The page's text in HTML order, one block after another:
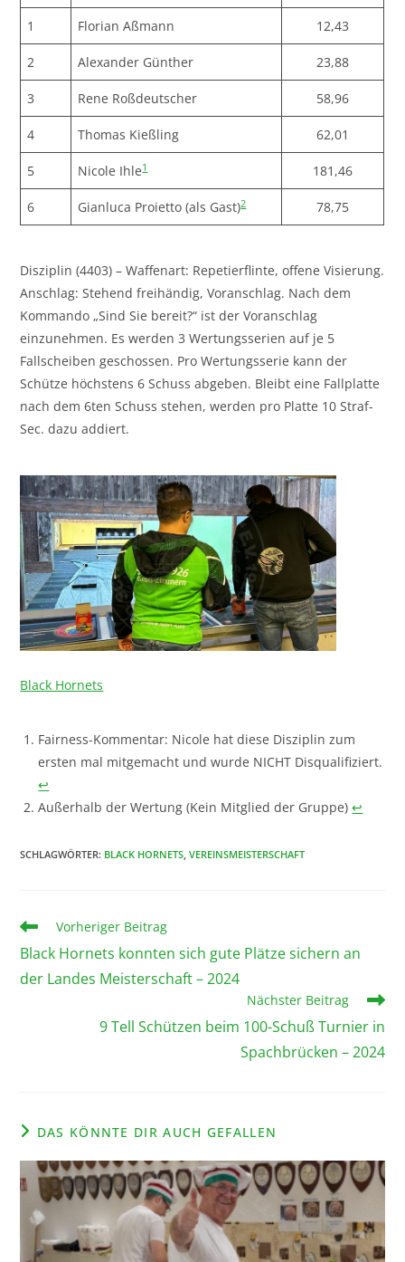
1 Florian Aßmann 12,43
2 Alexander Günther 23,88
3 Rene Roßdeutscher 58,96
4 Thomas Kießling 62,01
5 Nicole Ihle1 181,46
6 Gianluca Proietto (als Gast)2 78,75
Disziplin (4403) – Waffenart: Repetierflinte, offene Visierung.
Anschlag: Stehend freihändig, Voranschlag. Nach dem
Kommando „Sind Sie bereit?“ ist der Voranschlag
einzunehmen. Es werden 3 Wertungsserien auf je 5
Fallscheiben geschossen. Pro Wertungsserie kann der
Schütze höchstens 6 Schuss abgeben. Bleibt eine Fallplatte
nach dem 6ten Schuss stehen, werden pro Platte 10 Straf-
Sec. dazu addiert.
Black Hornets
Fairness-Kommentar: Nicole hat diese Disziplin zum
ersten mal mitgemacht und wurde NICHT Disqualifiziert.
↩︎
Außerhalb der Wertung (Kein Mitglied der Gruppe)↩︎
SCHLAGWÖRTER: BLACK HORNETS, VEREINSMEISTERSCHAFT
Vorheriger Beitrag
Black Hornets konnten sich gute Plätze sichern an
der Landes Meisterschaft – 2024
Nächster Beitrag
9 Tell Schützen beim 100-Schuß Turnier in
Spachbrücken – 2024
DAS KÖNNTE DIR AUCH GEFALLEN